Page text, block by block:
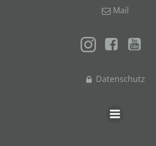
Mail
Datenschutz